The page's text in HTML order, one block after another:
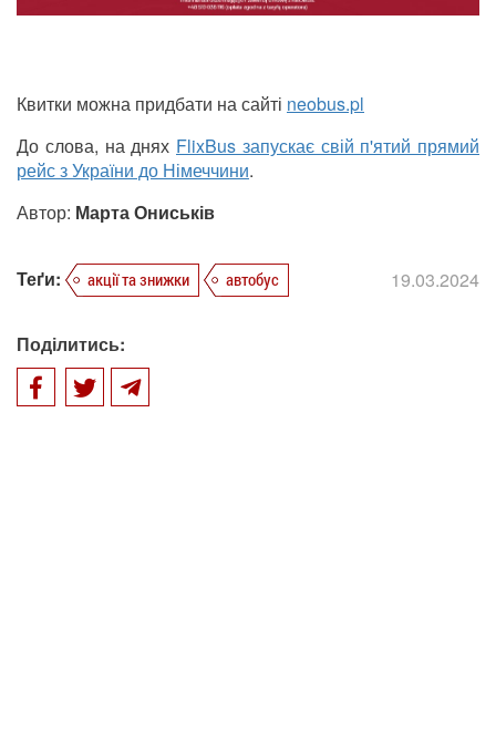
Квитки можна придбати на сайті neobus.pl
До слова, на днях FlixBus запускає свій п'ятий прямий
рейс з України до Німеччини.
Автор: Марта Ониськів
Теґи: акції та знижки автобус 19.03.2024
Поділитись: